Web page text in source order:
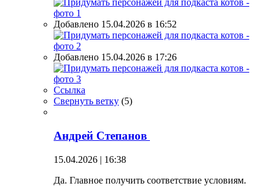
Добавлено 15.04.2026 в 16:52
Добавлено 15.04.2026 в 17:26
Ссылка
Свернуть ветку (5)
Андрей Степанов
15.04.2026 | 16:38
Да. Главное получить соответствие условиям.